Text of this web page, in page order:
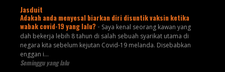
Jasduit
Adakah anda menyesal biarkan diri disuntik vaksin ketika
wabak covid-19 yang lalu? - Saya kenal seorang kawan yang
dah bekerja lebih 8 tahun di salah sebuah syarikat utama di
negara kita sebelum kejutan Covid-19 melanda. Disebabkan
enggan i...
Seminggu yang lalu